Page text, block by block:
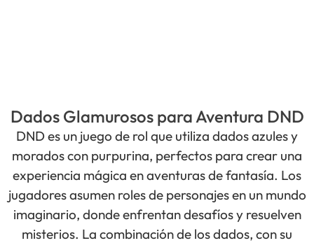
Dados Glamurosos para Aventura DND
DND es un juego de rol que utiliza dados azules y
morados con purpurina, perfectos para crear una
experiencia mágica en aventuras de fantasía. Los
jugadores asumen roles de personajes en un mundo
imaginario, donde enfrentan desafíos y resuelven
misterios. La combinación de los dados, con su